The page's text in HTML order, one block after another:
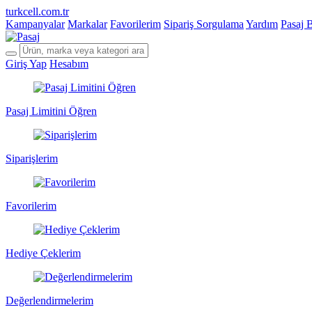
turkcell.com.tr
Kampanyalar Markalar Favorilerim Sipariş Sorgulama Yardım Pasaj
Giriş Yap Hesabım
Pasaj Limitini Öğren
Siparişlerim
Favorilerim
Hediye Çeklerim
Değerlendirmelerim